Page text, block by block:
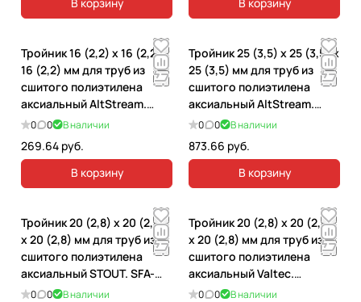
Тройник 16 (2,2) х 16 (2,2) х
16 (2,2) мм для труб из
сшитого полиэтилена
аксиальный AltStream.
035040101
0 0 В наличии
269.64 руб.
В корзину
Тройник 25 (3,5) х 25 (3,5) х
25 (3,5) мм для труб из
сшитого полиэтилена
аксиальный AltStream.
035040103
0 0 В наличии
873.66 руб.
В корзину
Тройник 20 (2,8) х 20 (2,8)
х 20 (2,8) мм для труб из
сшитого полиэтилена
аксиальный STOUT. SFA-
0013-000020
0 0 В наличии
Тройник 20 (2,8) х 20 (2,8)
х 20 (2,8) мм для труб из
сшитого полиэтилена
аксиальный Valtec.
VTm.431.BG.202020
0 0 В наличии